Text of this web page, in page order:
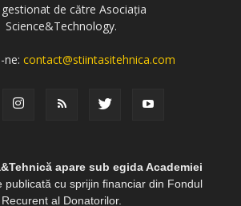
de către Asociația
Science&Technology.
ne:contact@stiintasitehnica.com
apare sub egida Academiei
cu sprijin financiar din Fondul
Recurent al Donatorilor.